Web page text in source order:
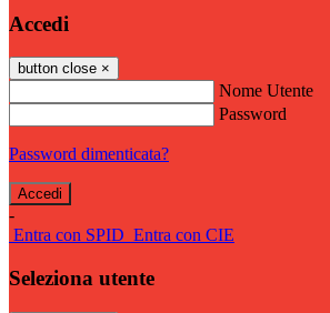
Accedi
button close ×
Nome Utente
Password
Password dimenticata?
-
Entra con SPID Entra con CIE
Seleziona utente